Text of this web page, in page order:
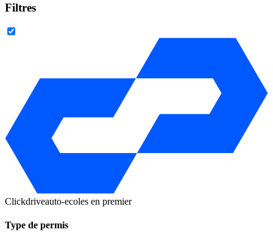
Filtres
Clickdriveauto-ecoles en premier
Type de permis